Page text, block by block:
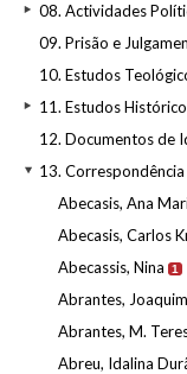
08. Actividades
09. Prisão e
10. Estudos
11. Estudos
12. Documentos de
13. Correspondência
Abecasis, Ana
Abecasis, Carlos
Abecassis, Nina 1
Abrantes,
Abrantes, M.
Abreu, Idalina